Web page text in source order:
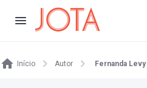
Início Autor Fernanda Levy